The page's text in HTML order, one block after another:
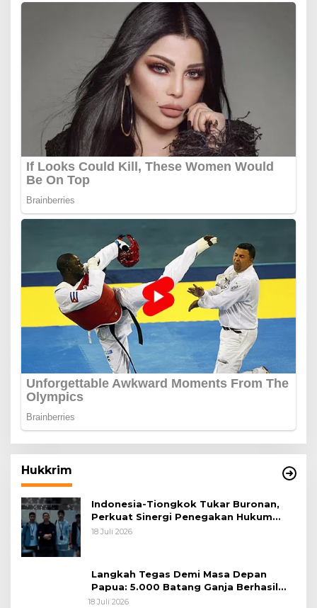
Hukkrim
Indonesia-Tiongkok Tukar Buronan,
Perkuat Sinergi Penegakan Hukum
Lintas Negara
18 Juli 2026
Langkah Tegas Demi Masa Depan
Papua: 5.000 Batang Ganja Berhasil
Diungkap Koops TNI Habema
18 Juli 2026